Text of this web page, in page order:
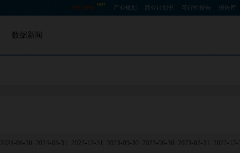
研究报告 产业规划 商业计划书 可行性报告 报告库
数据新闻
2024-06-30 2024-03-31 2023-12-31 2023-09-30 2023-06-30 2023-03-31 2022-12-